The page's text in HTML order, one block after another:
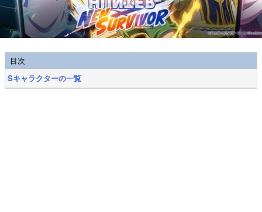
目次
Sキャラクターの一覧